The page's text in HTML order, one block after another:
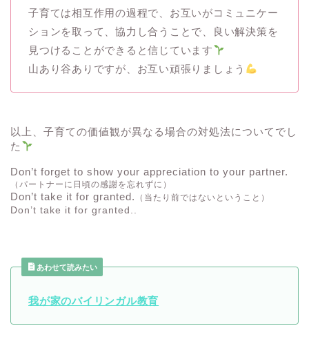
子育ては相互作用の過程で、お互いがコミュニケー
ションを取って、協力し合うことで、良い解決策を
見つけることができると信じています
山あり谷ありですが、お互い頑張りましょう
以上、子育ての価値観が異なる場合の対処法についてでし
た
Don’t forget to show your appreciation to your partner.
（パートナーに日頃の感謝を忘れずに）
Don’t take it for granted. （当たり前ではないということ）
Don’t take it for granted..
あわせて読みたい
我が家のバイリンガル教育